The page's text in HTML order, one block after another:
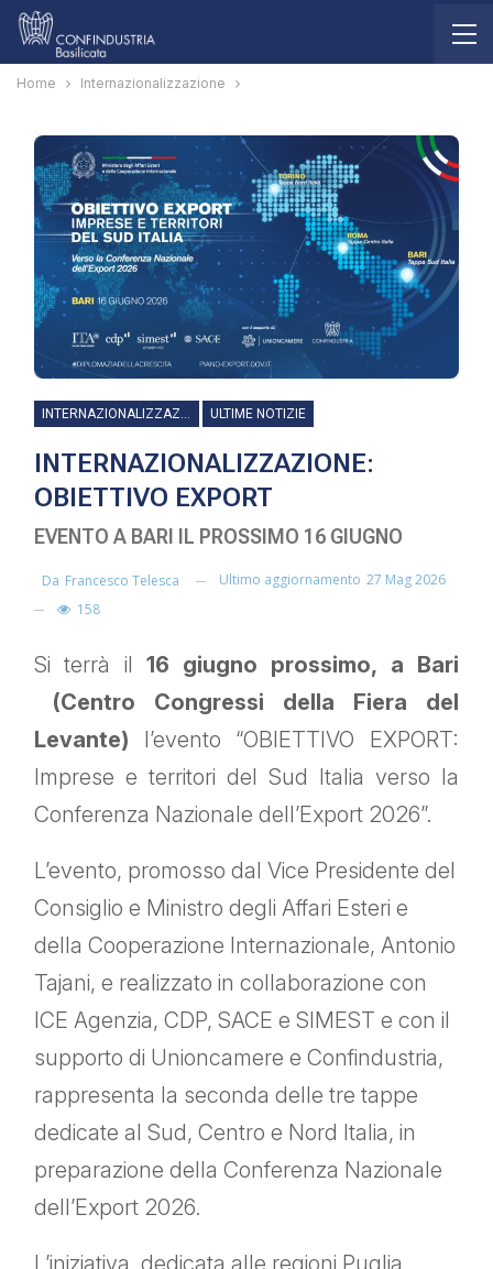
Home Internazionalizzazione
INTERNAZIONALIZZAZIONE ULTIME NOTIZIE
INTERNAZIONALIZZAZIONE:
OBIETTIVO EXPORT
EVENTO A BARI IL PROSSIMO 16 GIUGNO
Da Francesco Telesca Ultimo aggiornamento 27 Mag 2026
158
Si terrà il 16 giugno prossimo, a Bari
(Centro Congressi della Fiera del
Levante) l’evento “OBIETTIVO EXPORT:
Imprese e territori del Sud Italia verso la
Conferenza Nazionale dell’Export 2026”.
L’evento, promosso dal Vice Presidente del
Consiglio e Ministro degli Affari Esteri e
della Cooperazione Internazionale, Antonio
Tajani, e realizzato in collaborazione con
ICE Agenzia, CDP, SACE e SIMEST e con il
supporto di Unioncamere e Confindustria,
rappresenta la seconda delle tre tappe
dedicate al Sud, Centro e Nord Italia, in
preparazione della Conferenza Nazionale
dell’Export 2026.
L’iniziativa, dedicata alle regioni Puglia,